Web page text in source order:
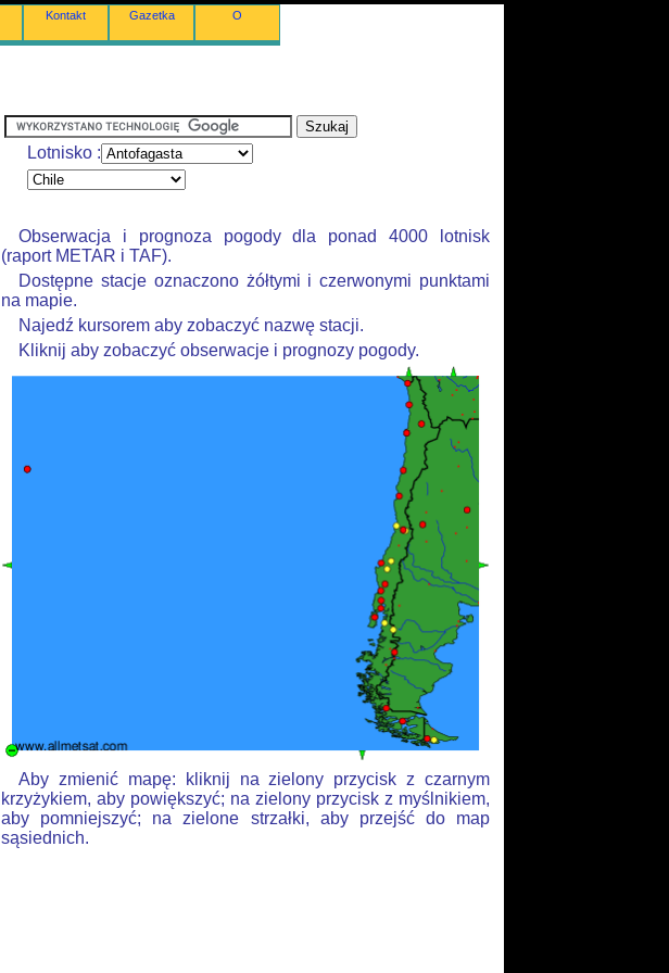
Kontakt Gazetka O
Lotnisko :
Obserwacja i prognoza pogody dla ponad 4000 lotnisk
(raport METAR i TAF).
Dostępne stacje oznaczono żółtymi i czerwonymi punktami
na mapie.
Najedź kursorem aby zobaczyć nazwę stacji.
Kliknij aby zobaczyć obserwacje i prognozy pogody.
Aby zmienić mapę: kliknij na zielony przycisk z czarnym
krzyżykiem, aby powiększyć; na zielony przycisk z myślnikiem,
aby pomniejszyć; na zielone strzałki, aby przejść do map
sąsiednich.